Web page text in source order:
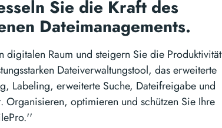
Sie die Kraft des
Dateimanagements.
digitalen Raum und steigern Sie die Produktivität
Dateiverwaltungstool, das erweiterte
Labeling, erweiterte Suche, Dateifreigabe und
Organisieren, optimieren und schützen Sie Ihre